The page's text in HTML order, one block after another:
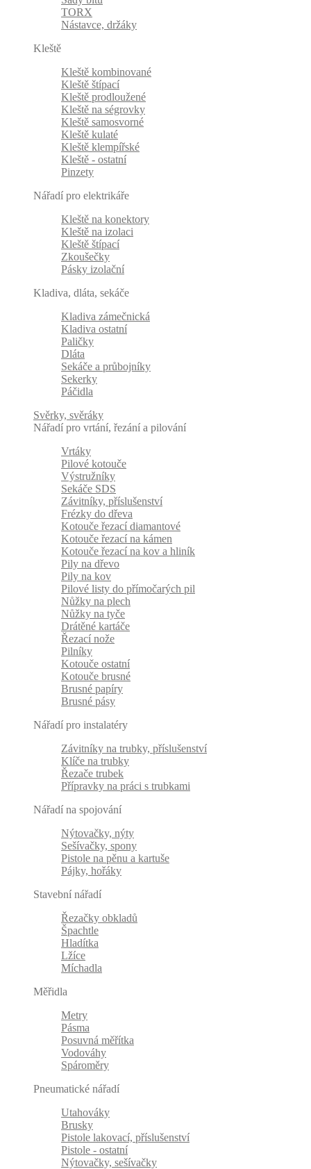
TORX
Nástavce, držáky
Kleště
Kleště kombinované
Kleště štípací
Kleště prodloužené
Kleště na ségrovky
Kleště samosvorné
Kleště kulaté
Kleště klempířské
Kleště - ostatní
Pinzety
Nářadí pro elektrikáře
Kleště na konektory
Kleště na izolaci
Kleště štípací
Zkoušečky
Pásky izolační
Kladiva, dláta, sekáče
Kladiva zámečnická
Kladiva ostatní
Paličky
Dláta
Sekáče a průbojníky
Sekerky
Páčidla
Svěrky, svěráky
Nářadí pro vrtání, řezání a pilování
Vrtáky
Pilové kotouče
Výstružníky
Sekáče SDS
Závitníky, příslušenství
Frézky do dřeva
Kotouče řezací diamantové
Kotouče řezací na kámen
Kotouče řezací na kov a hliník
Pily na dřevo
Pily na kov
Pilové listy do přímočarých pil
Nůžky na plech
Nůžky na tyče
Drátěné kartáče
Řezací nože
Pilníky
Kotouče ostatní
Kotouče brusné
Brusné papíry
Brusné pásy
Nářadí pro instalatéry
Závitníky na trubky, příslušenství
Klíče na trubky
Řezače trubek
Přípravky na práci s trubkami
Nářadí na spojování
Nýtovačky, nýty
Sešívačky, spony
Pistole na pěnu a kartuše
Pájky, hořáky
Stavební nářadí
Řezačky obkladů
Špachtle
Hladítka
Lžíce
Míchadla
Měřidla
Metry
Pásma
Posuvná měřítka
Vodováhy
Spároměry
Pneumatické nářadí
Utahováky
Brusky
Pistole lakovací, příslušenství
Pistole - ostatní
Nýtovačky, sešívačky